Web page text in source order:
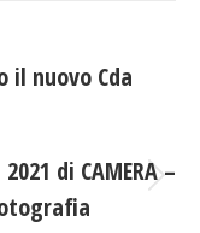
il nuovo Cda
di CAMERA –